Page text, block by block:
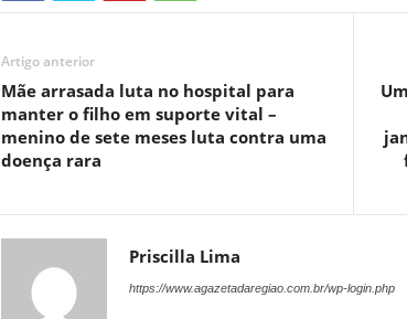
Artigo anterior
Mãe arrasada luta no hospital para
manter o filho em suporte vital –
menino de sete meses luta contra uma
doença rara
Priscilla Lima
https://www.agazetadaregiao.com.br/wp-login.php